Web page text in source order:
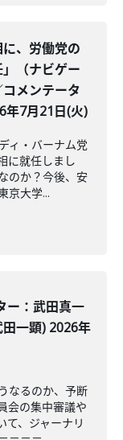
に、労働党の
（ナビゲー
メンテータ
年7月21日(火)
ィ・バーナム党
に就任しまし
のか？今後、安
京大学...
ー：武田真一
一顕) 2026年
なるのか、予断
会の集中審議や
て、ジャーナリ